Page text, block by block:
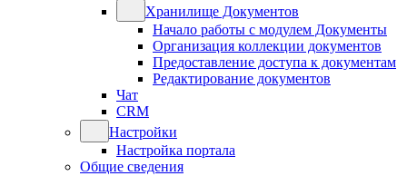
Хранилище Документов
Начало работы с модулем Документы
Организация коллекции документов
Предоставление доступа к документам
Редактирование документов
Чат
CRM
Настройки
Настройка портала
Общие сведения